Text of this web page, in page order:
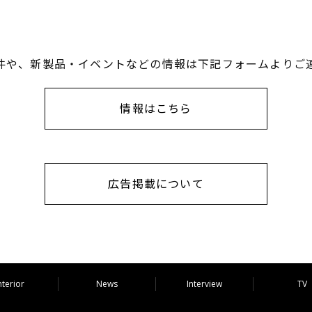
や、新製品・イベントなどの情報は下記フォームよりご
情報はこちら
広告掲載について
News Interview TV